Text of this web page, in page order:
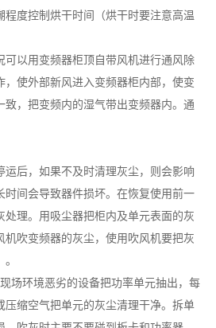
程度控制烘干时间（烘干时要注意高温
以用变频器柜顶自带风机进行通风除
，使外部新风进入变频器柜内部，使变
致，把变频内的湿气带出变频器内。通
后，如果不及时清理灰尘，则会影响
时间会导致器件损坏。在恢复使用前一
处理。用吸尘器把柜内及单元表面的灰
机吹变频器的灰尘，使用吹风机要把灰
环境恶劣的设备把功率单元抽出，每
压缩空气把单元的灰尘清理干净。拆单